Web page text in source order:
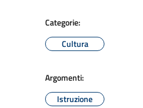
Categorie:
Cultura
Argomenti:
Istruzione